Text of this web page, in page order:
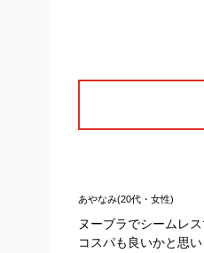
あやなみ(20代・女性)
ヌーブラでシームレ
コスパも良いかと思い